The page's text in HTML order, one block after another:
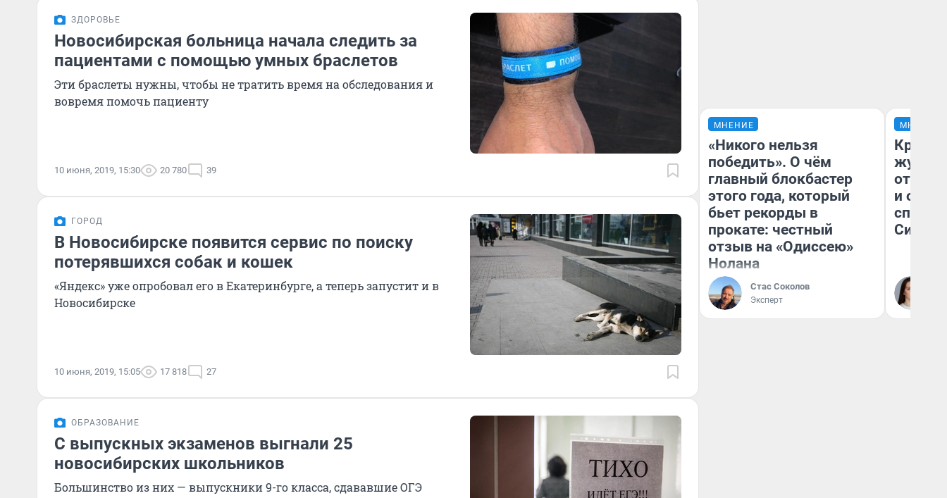
ЗДОРОВЬЕ
Новосибирская больница начала следить за
пациентами с помощью умных браслетов
Эти браслеты нужны, чтобы не тратить время на обследования и
вовремя помочь пациенту
10 июня, 2019, 15:30 20 780 39
ГОРОД
В Новосибирске появится сервис по поиску
потерявшихся собак и кошек
«Яндекс» уже опробовал его в Екатеринбурге, а теперь запустит и в
Новосибирске
10 июня, 2019, 15:05 17 818 27
ОБРАЗОВАНИЕ
С выпускных экзаменов выгнали 25
новосибирских школьников
Большинство из них — выпускники 9-го класса, сдававшие ОГЭ
МНЕНИЕ
«Никого нельзя
победить». О чём
главный блокбастер
этого года, который
бьет рекорды в
прокате: честный
отзыв на «Одиссею»
Нолана
Стас Соколов
Эксперт
МНЕНИЕ
и
споре